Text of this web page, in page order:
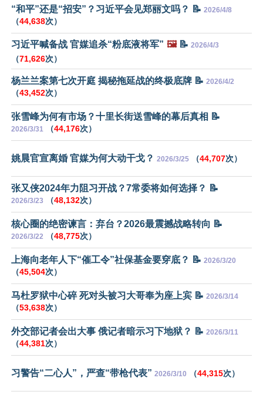
“和平”还是“招安”？习近平会见郑丽文吗？ 📝 2026/4/8
（44,638次）
习近平喊备战 官媒追杀“粉底液将军” 🖼️📝 2026/4/3
（71,626次）
杨兰兰案第七次开庭 揭秘拖延战的终极底牌 📝 2026/4/2
（43,452次）
张雪峰为何有市场？十里长街送雪峰的幕后真相 📝
2026/3/31 （44,176次）
姚晨官宣离婚 官媒为何大动干戈？ 2026/3/25 （44,707次）
张又侠2024年力阻习开战？7常委将如何选择？ 📝
2026/3/23 （48,132次）
核心圈的绝密谏言：弃台？2026最震撼战略转向 📝
2026/3/22 （48,775次）
上海向老年人下“催工令”社保基金要穿底？ 📝 2026/3/20
（45,504次）
马杜罗狱中心碎 死对头被习大哥奉为座上宾 📝 2026/3/14
（53,638次）
外交部记者会出大事 俄记者暗示习下地狱？ 📝 2026/3/11
（44,381次）
习警告“二心人”，严查“带枪代表” 2026/3/10 （44,315次）